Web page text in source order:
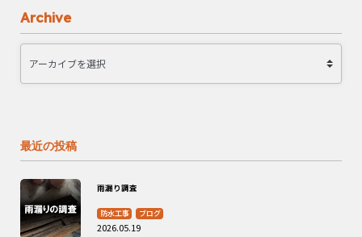
Archive
最近の投稿
雨漏り調査
防水工事 ブログ
2026.05.19